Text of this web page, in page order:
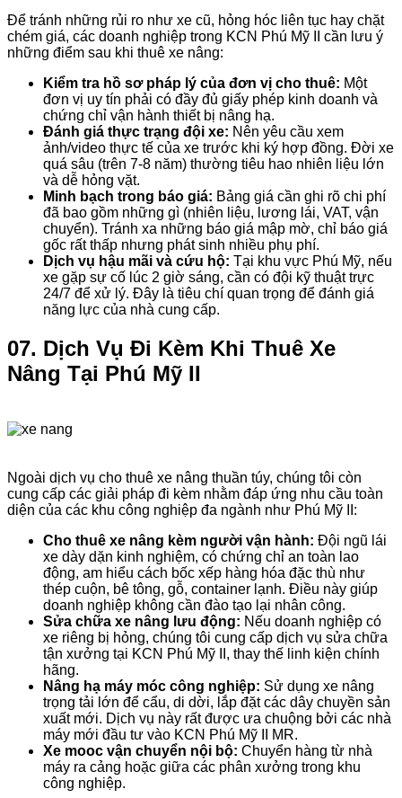
Để tránh những rủi ro như xe cũ, hỏng hóc liên tục hay chặt
chém giá, các doanh nghiệp trong KCN Phú Mỹ II cần lưu ý
những điểm sau khi thuê xe nâng:
Kiểm tra hồ sơ pháp lý của đơn vị cho thuê: Một
đơn vị uy tín phải có đầy đủ giấy phép kinh doanh và
chứng chỉ vận hành thiết bị nâng hạ.
Đánh giá thực trạng đội xe: Nên yêu cầu xem
ảnh/video thực tế của xe trước khi ký hợp đồng. Đời xe
quá sâu (trên 7-8 năm) thường tiêu hao nhiên liệu lớn
và dễ hỏng vặt.
Minh bạch trong báo giá: Bảng giá cần ghi rõ chi phí
đã bao gồm những gì (nhiên liệu, lương lái, VAT, vận
chuyển). Tránh xa những báo giá mập mờ, chỉ báo giá
gốc rất thấp nhưng phát sinh nhiều phụ phí.
Dịch vụ hậu mãi và cứu hộ: Tại khu vực Phú Mỹ, nếu
xe gặp sự cố lúc 2 giờ sáng, cần có đội kỹ thuật trực
24/7 để xử lý. Đây là tiêu chí quan trọng để đánh giá
năng lực của nhà cung cấp.
07. Dịch Vụ Đi Kèm Khi Thuê Xe
Nâng Tại Phú Mỹ II
Ngoài dịch vụ cho thuê xe nâng thuần túy, chúng tôi còn
cung cấp các giải pháp đi kèm nhằm đáp ứng nhu cầu toàn
diện của các khu công nghiệp đa ngành như Phú Mỹ II:
Cho thuê xe nâng kèm người vận hành: Đội ngũ lái
xe dày dặn kinh nghiệm, có chứng chỉ an toàn lao
động, am hiểu cách bốc xếp hàng hóa đặc thù như
thép cuộn, bê tông, gỗ, container lạnh. Điều này giúp
doanh nghiệp không cần đào tạo lại nhân công.
Sửa chữa xe nâng lưu động: Nếu doanh nghiệp có
xe riêng bị hỏng, chúng tôi cung cấp dịch vụ sửa chữa
tận xưởng tại KCN Phú Mỹ II, thay thế linh kiện chính
hãng.
Nâng hạ máy móc công nghiệp: Sử dụng xe nâng
trọng tải lớn để cẩu, di dời, lắp đặt các dây chuyền sản
xuất mới. Dịch vụ này rất được ưa chuộng bởi các nhà
máy mới đầu tư vào KCN Phú Mỹ II MR.
Xe mooc vận chuyển nội bộ: Chuyển hàng từ nhà
máy ra cảng hoặc giữa các phân xưởng trong khu
công nghiệp.